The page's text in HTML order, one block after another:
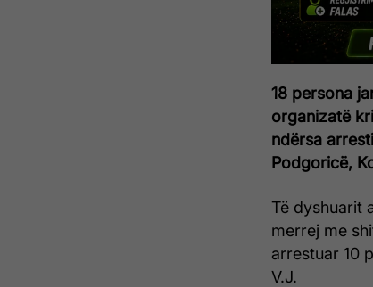
18 persona
organizatë
ndërsa
Podgoricë,
Të dyshuarit
merrej me
arrestuar 10
V.J.